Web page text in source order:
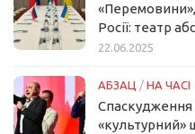
«Перемовини»,
Росії: театр
22.06.2025
АБЗАЦ / НА ЧАСІ
Спаскудження
«культурний»